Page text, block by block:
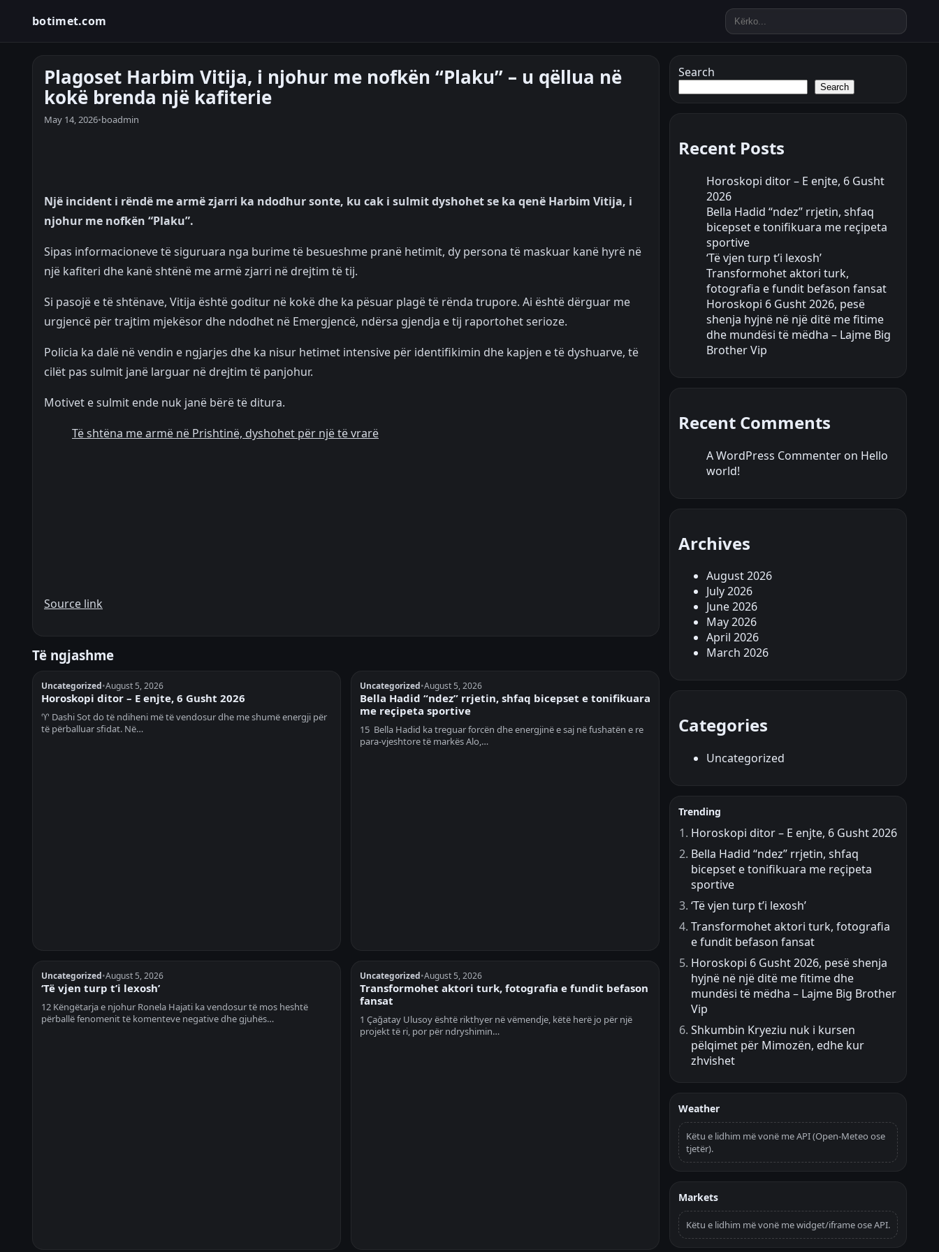
botimet.com
Plagoset Harbim Vitija, i njohur me nofkën “Plaku” – u qëllua në
kokë brenda një kafiterie
May 14, 2026•boadmin
Një incident i rëndë me armë zjarri ka ndodhur sonte, ku cak i sulmit dyshohet se ka qenë Harbim Vitija, i
njohur me nofkën “Plaku”.
Sipas informacioneve të siguruara nga burime të besueshme pranë hetimit, dy persona të maskuar kanë hyrë në
një kafiteri dhe kanë shtënë me armë zjarri në drejtim të tij.
Si pasojë e të shtënave, Vitija është goditur në kokë dhe ka pësuar plagë të rënda trupore. Ai është dërguar me
urgjencë për trajtim mjekësor dhe ndodhet në Emergjencë, ndërsa gjendja e tij raportohet serioze.
Policia ka dalë në vendin e ngjarjes dhe ka nisur hetimet intensive për identifikimin dhe kapjen e të dyshuarve, të
cilët pas sulmit janë larguar në drejtim të panjohur.
Motivet e sulmit ende nuk janë bërë të ditura.
Të shtëna me armë në Prishtinë, dyshohet për një të vrarë
Source link
Të ngjashme
Uncategorized•August 5, 2026
Horoskopi ditor – E enjte, 6 Gusht 2026
♈ Dashi Sot do të ndiheni më të vendosur dhe me shumë energji për
të përballuar sfidat. Në…
Uncategorized•August 5, 2026
Bella Hadid “ndez” rrjetin, shfaq bicepset e tonifikuara
me reçipeta sportive
15 Bella Hadid ka treguar forcën dhe energjinë e saj në fushatën e re
para-vjeshtore të markës Alo,…
Uncategorized•August 5, 2026
‘Të vjen turp t’i lexosh’
12 Këngëtarja e njohur Ronela Hajati ka vendosur të mos heshtë
përballë fenomenit të komenteve negative dhe gjuhës…
Uncategorized•August 5, 2026
Transformohet aktori turk, fotografia e fundit befason
fansat
1 Çağatay Ulusoy është rikthyer në vëmendje, këtë herë jo për një
projekt të ri, por për ndryshimin…
Search
Search
Recent Posts
Horoskopi ditor – E enjte, 6 Gusht
2026
Bella Hadid “ndez” rrjetin, shfaq
bicepset e tonifikuara me reçipeta
sportive
‘Të vjen turp t’i lexosh’
Transformohet aktori turk,
fotografia e fundit befason fansat
Horoskopi 6 Gusht 2026, pesë
shenja hyjnë në një ditë me fitime
dhe mundësi të mëdha – Lajme Big
Brother Vip
Recent Comments
A WordPress Commenter on Hello
world!
Archives
August 2026
July 2026
June 2026
May 2026
April 2026
March 2026
Categories
Uncategorized
Trending
Horoskopi ditor – E enjte, 6 Gusht 2026
Bella Hadid “ndez” rrjetin, shfaq
bicepset e tonifikuara me reçipeta
sportive
‘Të vjen turp t’i lexosh’
Transformohet aktori turk, fotografia
e fundit befason fansat
Horoskopi 6 Gusht 2026, pesë shenja
hyjnë në një ditë me fitime dhe
mundësi të mëdha – Lajme Big Brother
Vip
Shkumbin Kryeziu nuk i kursen
pëlqimet për Mimozën, edhe kur
zhvishet
Weather
Këtu e lidhim më vonë me API (Open-Meteo ose
tjetër).
Markets
Këtu e lidhim më vonë me widget/iframe ose API.